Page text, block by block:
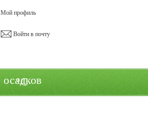
Мой профиль
Войти в почту
°C